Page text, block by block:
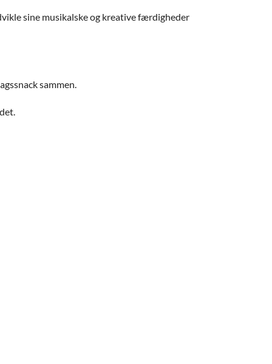
sine musikalske og kreative færdigheder
sammen.